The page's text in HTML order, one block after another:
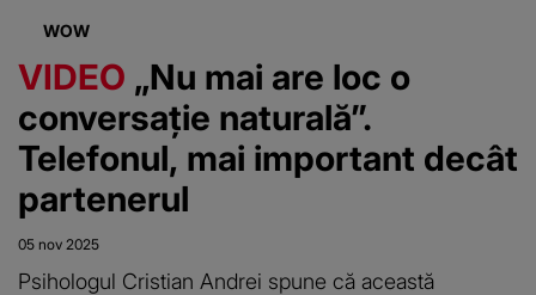
WOW
VIDEO „Nu mai are loc o
conversație naturală”.
Telefonul, mai important decât
partenerul
05 nov 2025
Psihologul Cristian Andrei spune că această